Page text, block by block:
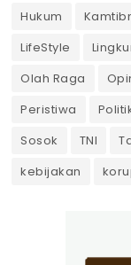
Hukum
LifeStyle
Olah Raga
Peristiwa
Sosok
TNI
kebijakan